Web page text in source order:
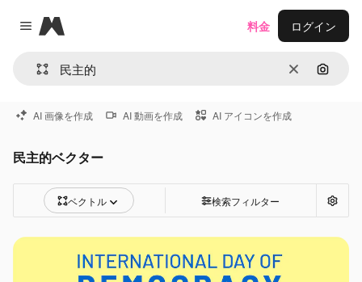
Close menu
Magnific
消去 画像で
料金 ログイン
AI 画像を作成 AI 動画を作成 AI アイコンを作成
民主的ベクター
ベクトル 検索フィルター